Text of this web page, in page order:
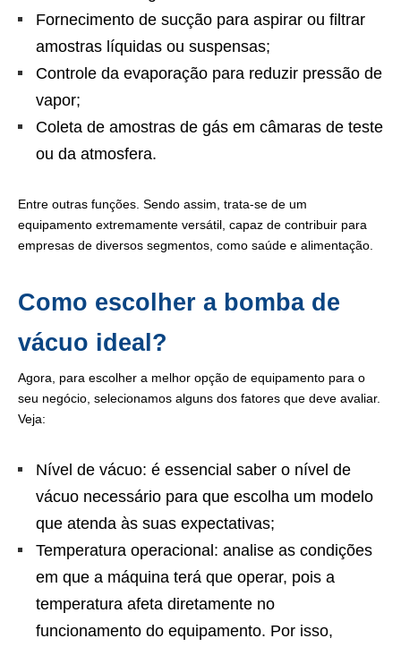
Fornecimento de sucção para aspirar ou filtrar
amostras líquidas ou suspensas;
Controle da evaporação para reduzir pressão de
vapor;
Coleta de amostras de gás em câmaras de teste
ou da atmosfera.
Entre outras funções. Sendo assim, trata-se de um
equipamento extremamente versátil, capaz de contribuir para
empresas de diversos segmentos, como saúde e alimentação.
Como escolher a bomba de
vácuo ideal?
Agora, para escolher a melhor opção de equipamento para o
seu negócio, selecionamos alguns dos fatores que deve avaliar.
Veja:
Nível de vácuo: é essencial saber o nível de
vácuo necessário para que escolha um modelo
que atenda às suas expectativas;
Temperatura operacional: analise as condições
em que a máquina terá que operar, pois a
temperatura afeta diretamente no
funcionamento do equipamento. Por isso,